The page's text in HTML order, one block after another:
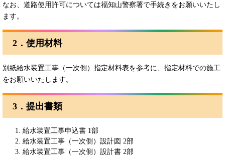
なお、道路使用許可については福知山警察署で手続きをお願いいたし
ます。
2．使用材料
別紙給水装置工事（一次側）指定材料表を参考に、指定材料での施工
をお願いいたします。
3．提出書類
給水装置工事申込書 1部
給水装置工事（一次側）設計図 2部
給水装置工事（一次側）設計書 2部